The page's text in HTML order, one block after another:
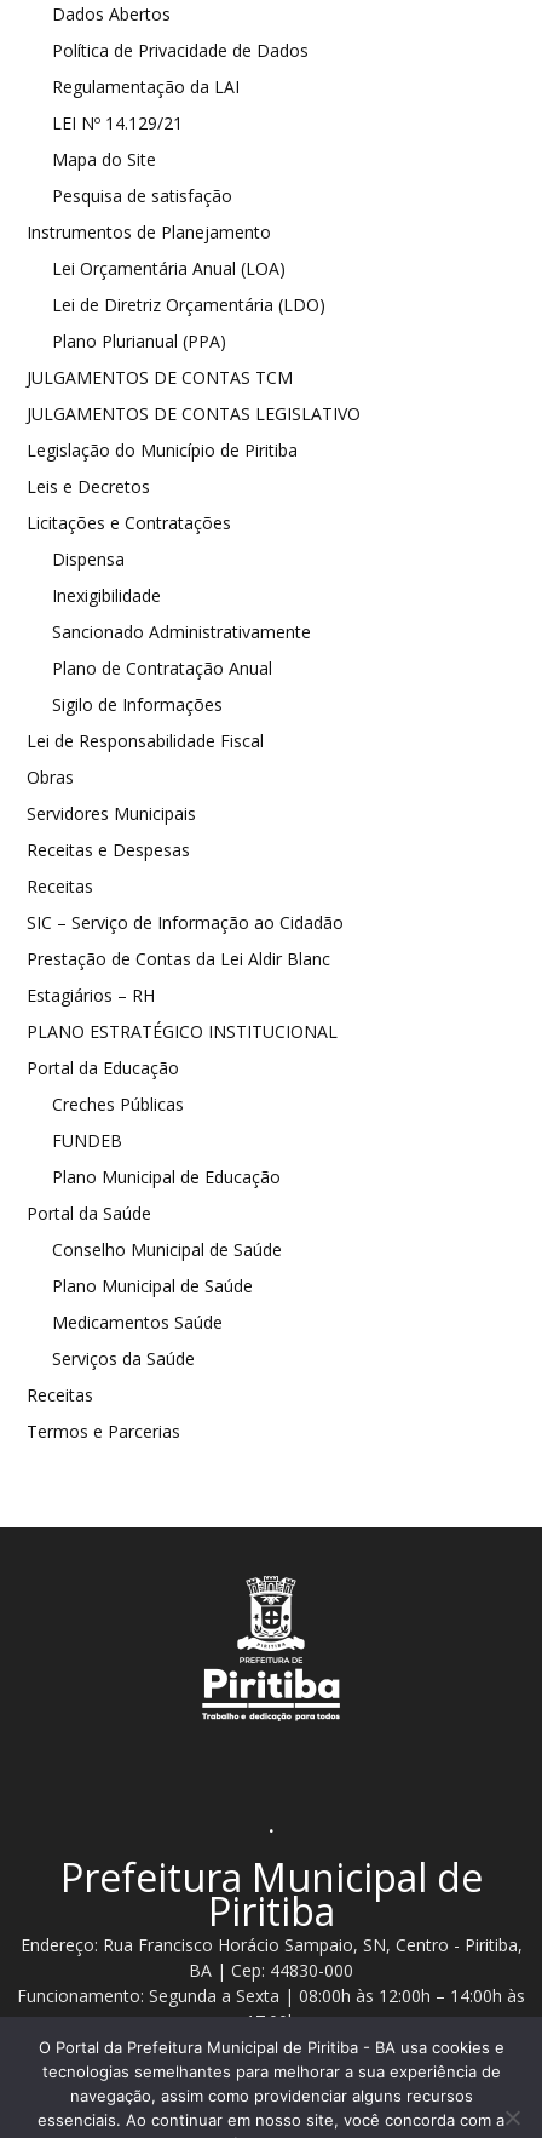
Dados Abertos
Política de Privacidade de Dados
Regulamentação da LAI
LEI Nº 14.129/21
Mapa do Site
Pesquisa de satisfação
Instrumentos de Planejamento
Lei Orçamentária Anual (LOA)
Lei de Diretriz Orçamentária (LDO)
Plano Plurianual (PPA)
JULGAMENTOS DE CONTAS TCM
JULGAMENTOS DE CONTAS LEGISLATIVO
Legislação do Município de Piritiba
Leis e Decretos
Licitações e Contratações
Dispensa
Inexigibilidade
Sancionado Administrativamente
Plano de Contratação Anual
Sigilo de Informações
Lei de Responsabilidade Fiscal
Obras
Servidores Municipais
Receitas e Despesas
Receitas
SIC – Serviço de Informação ao Cidadão
Prestação de Contas da Lei Aldir Blanc
Estagiários – RH
PLANO ESTRATÉGICO INSTITUCIONAL
Portal da Educação
Creches Públicas
FUNDEB
Plano Municipal de Educação
Portal da Saúde
Conselho Municipal de Saúde
Plano Municipal de Saúde
Medicamentos Saúde
Serviços da Saúde
Receitas
Termos e Parcerias
.
Prefeitura Municipal de
Piritiba
Endereço: Rua Francisco Horácio Sampaio, SN, Centro - Piritiba,
BA | Cep: 44830-000
Funcionamento: Segunda a Sexta | 08:00h às 12:00h – 14:00h às
17:00h
Telefone: (74) 3628 - 2111 / 3628 - 2153
Contato:comunicacao@piritiba.ba.gov.br
O Portal da Prefeitura Municipal de Piritiba - BA usa cookies e
tecnologias semelhantes para melhorar a sua experiência de
navegação, assim como providenciar alguns recursos
essenciais. Ao continuar em nosso site, você concorda com a